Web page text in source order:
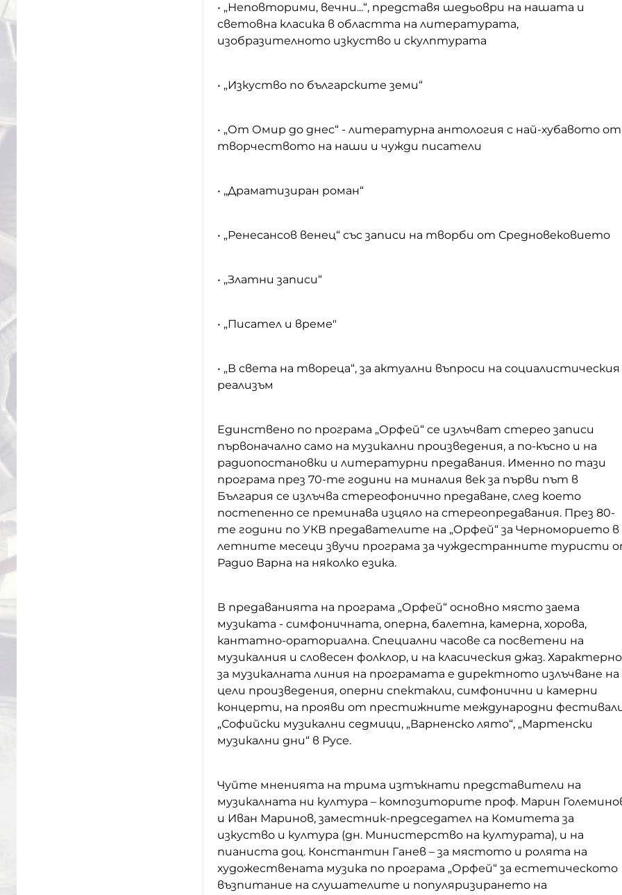
• „Неповторими, вечни...“, представя шедьоври на нашата и
световна класика в областта на литературата,
изобразителното изкуство и скулптурата
• „Изкуство по българските земи“
• „От Омир до днес“ - литературна антология с най-хубавото от
творчеството на наши и чужди писатели
• „Драматизиран роман“
• „Ренесансов венец“ със записи на творби от Средновековието
• „Златни записи“
• „Писател и време"
• „В света на твореца“, за актуални въпроси на социалистическия
реализъм
Единствено по програма „Орфей“ се излъчват стерео записи
първоначално само на музикални произведения, а по-късно и на
радиопостановки и литературни предавания. Именно по тази
програма през 70-те години на миналия век за първи път в
България се излъчва стереофонично предаване, след което
постепенно се преминава изцяло на стереопредавания. През 80-
те години по УКВ предавателите на „Орфей“ за Черноморието в
летните месеци звучи програма за чуждестранните туристи
Радио Варна на няколко езика.
В предаванията на програма „Орфей“ основно място заема
музиката - симфоничната, оперна, балетна, камерна, хорова,
кантатно-ораториална. Специални часове са посветени на
музикалния и словесен фолклор, и на класическия джаз. Характерно
за музикалната линия на програмата е директното излъчване на
цели произведения, оперни спектакли, симфонични и камерни
концерти, на прояви от престижните международни
„Софийски музикални седмици, „Варненско лято“, „Мартенски
музикални дни“ в Русе.
Чуйте мненията на трима изтъкнати представители на
музикалната ни култура – композиторите проф. Марин
и Иван Маринов, заместник-председател на Комитета за
изкуство и култура (дн. Министерство на културата), и на
пианиста доц. Константин Ганев – за мястото и ролята на
художествената музика по програма „Орфей“ за естетическото
възпитание на слушателите и популяризирането на